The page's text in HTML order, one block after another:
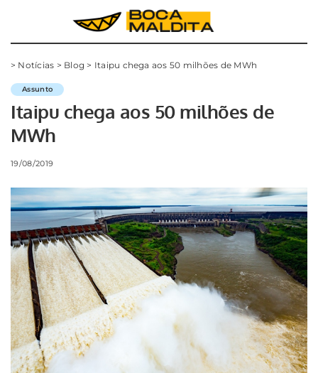
> Notícias > Blog > Itaipu chega aos 50 milhões de MWh
Assunto
Itaipu chega aos 50 milhões de
MWh
19/08/2019